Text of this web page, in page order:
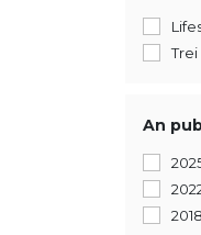
Trei
An
2018